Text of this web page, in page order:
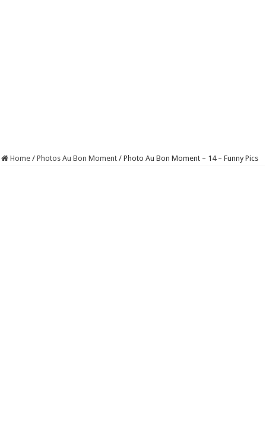
Home / Photos Au Bon Moment / Photo Au Bon Moment – 14 – Funny Pics